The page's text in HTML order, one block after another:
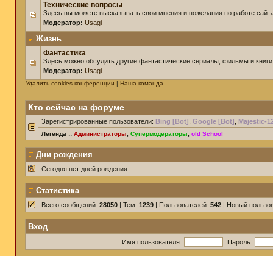
Технические вопросы
Здесь вы можете высказывать свои мнения и пожелания по работе
Модератор: Usagi
Жизнь
Фантастика
Здесь можно обсудить другие фантастические сериалы, фильмы и
Модератор: Usagi
Удалить cookies конференции | Наша команда
Кто сейчас на форуме
Зарегистрированные пользователи: Bing [Bot] Google [Bot] Majestic-
Легенда :: Администраторы Супермодераторы old School
Дни рождения
Сегодня нет дней рождения.
Статистика
Всего сообщений: 28050 | Тем: 1239 | Пользователей: 542 | Новый
Вход
Имя пользователя: Пароль: